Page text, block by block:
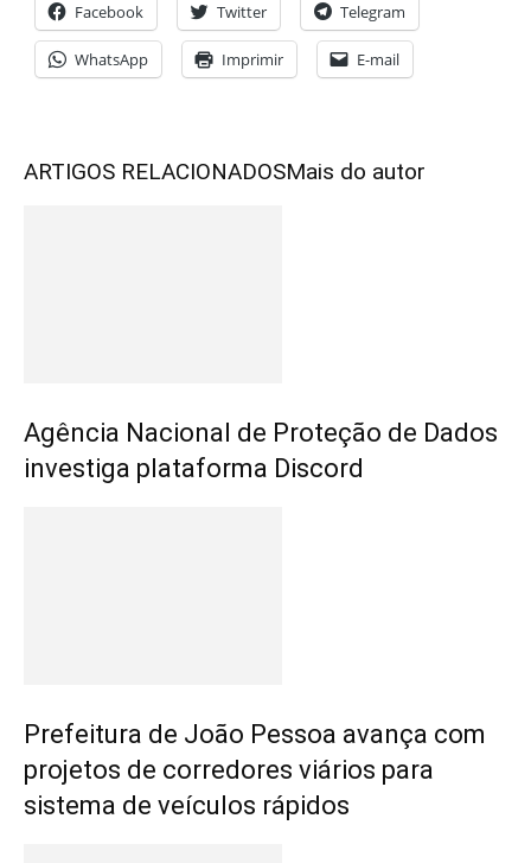
Facebook Twitter Telegram
WhatsApp Imprimir E-mail
ARTIGOS RELACIONADOSMais do autor
Agência Nacional de Proteção de Dados
investiga plataforma Discord
Prefeitura de João Pessoa avança com
projetos de corredores viários para
sistema de veículos rápidos